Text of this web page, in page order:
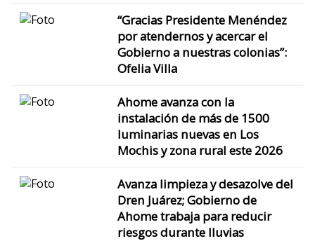
“Gracias Presidente Menéndez
por atendernos y acercar el
Gobierno a nuestras colonias”:
Ofelia Villa
Ahome avanza con la
instalación de más de 1500
luminarias nuevas en Los
Mochis y zona rural este 2026
Avanza limpieza y desazolve del
Dren Juárez; Gobierno de
Ahome trabaja para reducir
riesgos durante lluvias